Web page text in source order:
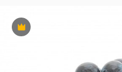
Premium